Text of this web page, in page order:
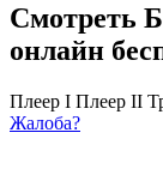
Смотреть
онлайн
Плеер I Плеер II
Жалоба?